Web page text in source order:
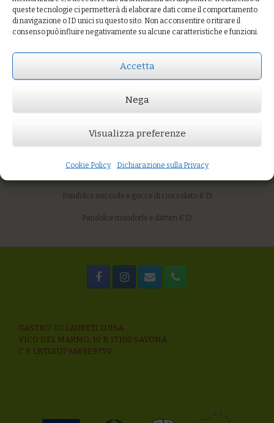
queste tecnologie ci permetterà di elaborare dati come il comportamento
di navigazione o ID unici su questo sito. Non acconsentire o ritirare il
consenso può influire negativamente su alcune caratteristiche e funzioni.
Accetta
Nega
Visualizza preferenze
Cookie Policy Dichiarazione sulla Privacy
Tortino di miglio e piselli decorticati con crema di lenticchie rosse
speziate e formaggio fuso € 6
Crepes ai funghi shiitake con anacardi e timo € 12
Cappon magro veg € 12
Cappon magro di mare € 24
Pandolce nocciole e gocce di cioccolato € 13
Pandolce mandorle e datteri € 13
GASTRO’ DI LAURETI LUISA
VICO DEL MARMO, 10 R 17100 SAVONA
C.F. LRTLSU79A69E975V